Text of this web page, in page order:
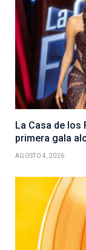
La Casa de los
primera gala
AGOSTO 4, 2026